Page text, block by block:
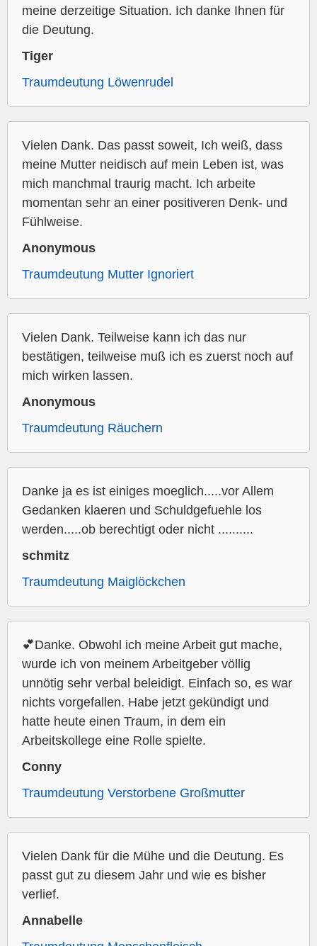
meine derzeitige Situation. Ich danke Ihnen für
die Deutung.
Tiger
Traumdeutung Löwenrudel
Vielen Dank. Das passt soweit, Ich weiß, dass
meine Mutter neidisch auf mein Leben ist, was
mich manchmal traurig macht. Ich arbeite
momentan sehr an einer positiveren Denk- und
Fühlweise.
Anonymous
Traumdeutung Mutter Ignoriert
Vielen Dank. Teilweise kann ich das nur
bestätigen, teilweise muß ich es zuerst noch auf
mich wirken lassen.
Anonymous
Traumdeutung Räuchern
Danke ja es ist einiges moeglich.....vor Allem
Gedanken klaeren und Schuldgefuehle los
werden.....ob berechtigt oder nicht ..........
schmitz
Traumdeutung Maiglöckchen
💕Danke. Obwohl ich meine Arbeit gut mache,
wurde ich von meinem Arbeitgeber völlig
unnötig sehr verbal beleidigt. Einfach so, es war
nichts vorgefallen. Habe jetzt gekündigt und
hatte heute einen Traum, in dem ein
Arbeitskollege eine Rolle spielte.
Conny
Traumdeutung Verstorbene Großmutter
Vielen Dank für die Mühe und die Deutung. Es
passt gut zu diesem Jahr und wie es bisher
verlief.
Annabelle